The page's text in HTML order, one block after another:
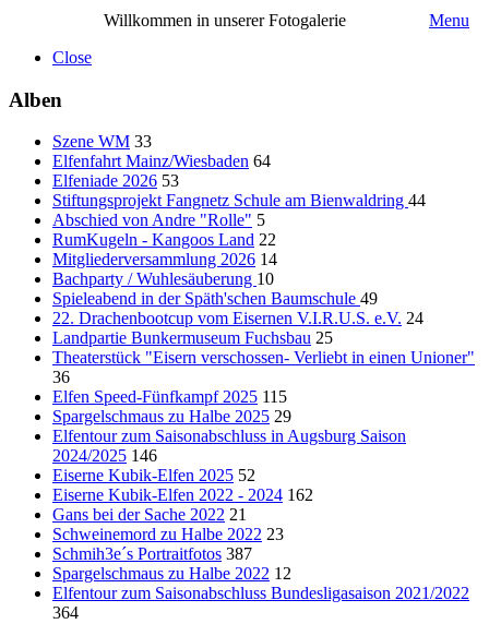
Willkommen in unserer Fotogalerie
Menu
Close
Alben
Szene WM 33
Elfenfahrt Mainz/Wiesbaden 64
Elfeniade 2026 53
Stiftungsprojekt Fangnetz Schule am Bienwaldring 44
Abschied von Andre "Rolle" 5
RumKugeln - Kangoos Land 22
Mitgliederversammlung 2026 14
Bachparty / Wuhlesäuberung 10
Spieleabend in der Späth'schen Baumschule 49
22. Drachenbootcup vom Eisernen V.I.R.U.S. e.V. 24
Landpartie Bunkermuseum Fuchsbau 25
Theaterstück "Eisern verschossen- Verliebt in einen Unioner"
36
Elfen Speed-Fünfkampf 2025 115
Spargelschmaus zu Halbe 2025 29
Elfentour zum Saisonabschluss in Augsburg Saison
2024/2025 146
Eiserne Kubik-Elfen 2025 52
Eiserne Kubik-Elfen 2022 - 2024 162
Gans bei der Sache 2022 21
Schweinemord zu Halbe 2022 23
Schmih3e´s Portraitfotos 387
Spargelschmaus zu Halbe 2022 12
Elfentour zum Saisonabschluss Bundesligasaison 2021/2022
364